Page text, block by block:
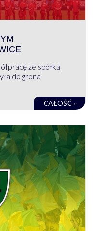
ze spółką
do grona
CAŁOŚĆ ›